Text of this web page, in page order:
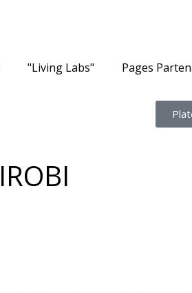
"Living Labs" Pages